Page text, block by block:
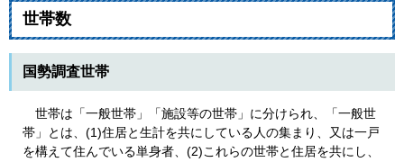
世帯数
国勢調査世帯
世帯は「一般世帯」「施設等の世帯」に分けられ、「一般世
帯」とは、(1)住居と生計を共にしている人の集まり、又は一戸
を構えて住んでいる単身者、(2)これらの世帯と住居を共にし、